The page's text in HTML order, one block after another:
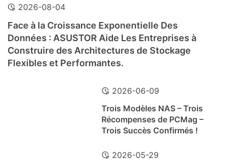
2026-08-04
Face à la Croissance Exponentielle Des
Données : ASUSTOR Aide Les Entreprises à
Construire des Architectures de Stockage
Flexibles et Performantes.
2026-06-09
Trois Modèles NAS – Trois
Récompenses de PCMag –
Trois Succès Confirmés !
2026-05-29